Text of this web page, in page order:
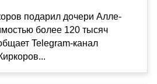
подарил дочери Алле-
более 120 тысяч
Telegram-канал